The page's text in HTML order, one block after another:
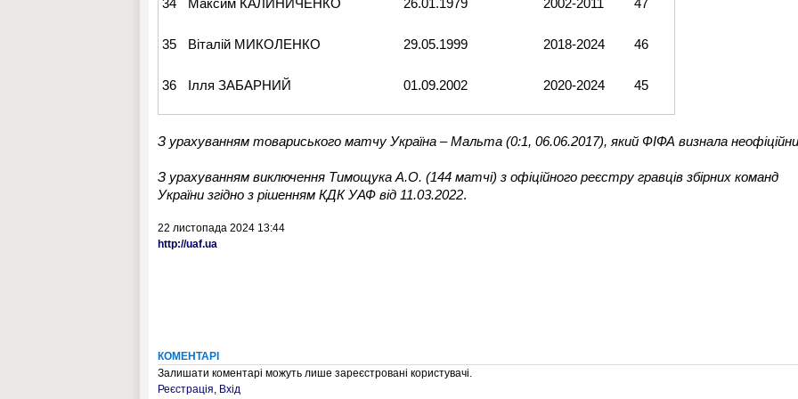
34 Максим КАЛИНИЧЕНКО 26.01.1979 2002-2011 47
35 Віталій МИКОЛЕНКО 29.05.1999 2018-2024 46
36 Ілля ЗАБАРНИЙ 01.09.2002 2020-2024 45
З урахуванням товариського матчу Україна – Мальта (0:1, 06.06.2017), який ФІФА визнала
З урахуванням виключення Тимощука А.О. (144 матчі) з офіційного реєстру гравців збірних команд
України згідно з рішенням КДК УАФ від 11.03.2022.
22 листопада 2024 13:44
http://uaf.ua
КОМЕНТАРІ
Залишати коментарі можуть лише зареєстровані користувачі.
Реєстрація, Вхід